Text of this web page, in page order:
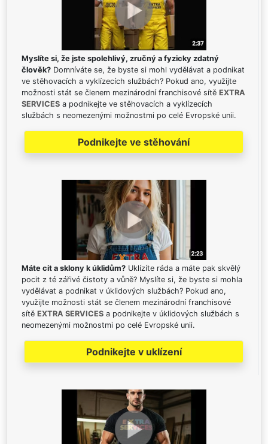
Myslíte si, že jste spolehlivý, zručný a fyzicky zdatný
člověk? Domníváte se, že byste si mohl vydělávat a podnikat
ve stěhovacích a vyklízecích službách? Pokud ano, využijte
možnosti stát se členem mezinárodní franchisové sítě EXTRA
SERVICES a podnikejte ve stěhovacích a vyklízecích
službách s neomezenými možnostmi po celé Evropské unii.
Podnikejte ve stěhování
Máte cit a sklony k úklidům? Uklízíte ráda a máte pak skvělý
pocit z té zářivé čistoty a vůně? Myslíte si, že byste si mohla
vydělávat a podnikat v úklidových službách? Pokud ano,
využijte možnosti stát se členem mezinárodní franchisové
sítě EXTRA SERVICES a podnikejte v úklidových službách s
neomezenými možnostmi po celé Evropské unii.
Podnikejte v uklízení